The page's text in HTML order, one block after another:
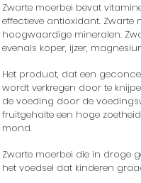
Zwarte moerbei bevat
effectieve antioxidant.
hoogwaardige mineralen.
evenals koper, ijzer,
Het product, dat een
wordt verkregen door te
de voeding door de
fruitgehalte een hoge
mond.
Zwarte moerbei die in droge
het voedsel dat kinderen